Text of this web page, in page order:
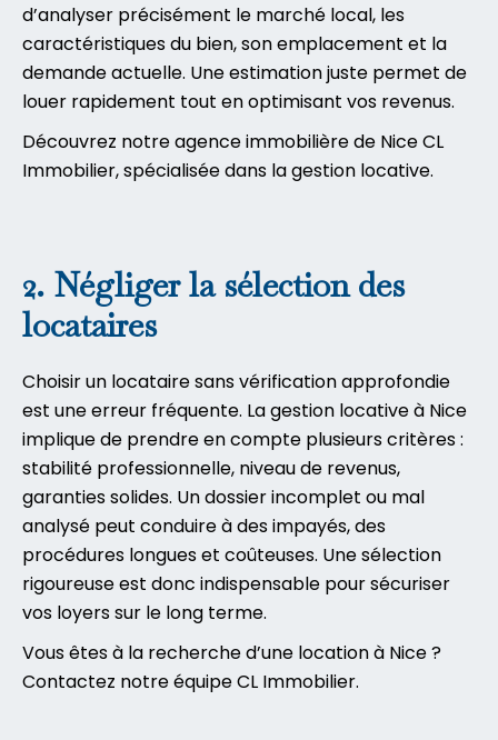
d’analyser précisément le marché local, les
caractéristiques du bien, son emplacement et la
demande actuelle. Une estimation juste permet de
louer rapidement tout en optimisant vos revenus.
Découvrez notre agence immobilière de Nice CL
Immobilier, spécialisée dans la gestion locative.
2. Négliger la sélection des
locataires
Choisir un locataire sans vérification approfondie
est une erreur fréquente. La gestion locative à Nice
implique de prendre en compte plusieurs critères :
stabilité professionnelle, niveau de revenus,
garanties solides. Un dossier incomplet ou mal
analysé peut conduire à des impayés, des
procédures longues et coûteuses. Une sélection
rigoureuse est donc indispensable pour sécuriser
vos loyers sur le long terme.
Vous êtes à la recherche d’une location à Nice ?
Contactez notre équipe CL Immobilier.